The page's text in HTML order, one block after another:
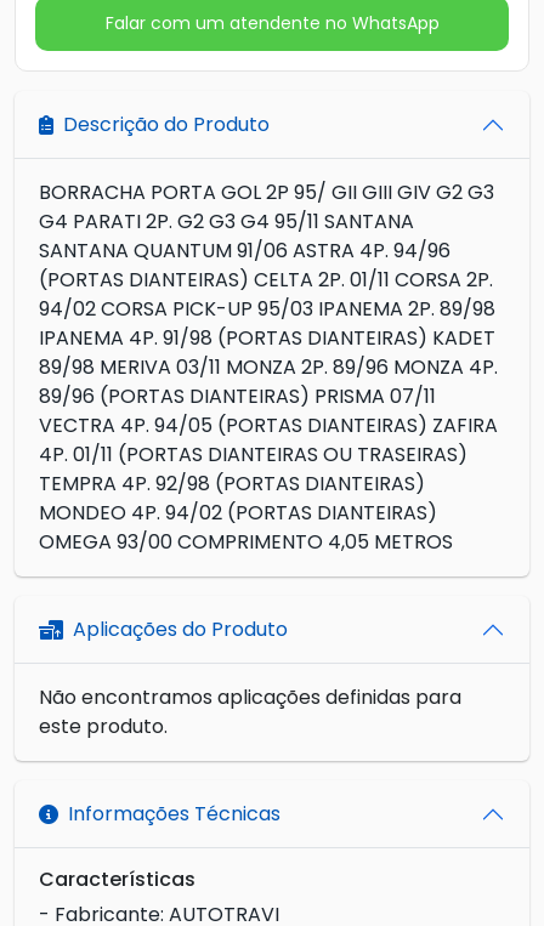
Falar com um atendente no WhatsApp
Descrição do Produto
BORRACHA PORTA GOL 2P 95/ GII GIII GIV G2 G3
G4 PARATI 2P. G2 G3 G4 95/11 SANTANA
SANTANA QUANTUM 91/06 ASTRA 4P. 94/96
(PORTAS DIANTEIRAS) CELTA 2P. 01/11 CORSA 2P.
94/02 CORSA PICK-UP 95/03 IPANEMA 2P. 89/98
IPANEMA 4P. 91/98 (PORTAS DIANTEIRAS) KADET
89/98 MERIVA 03/11 MONZA 2P. 89/96 MONZA 4P.
89/96 (PORTAS DIANTEIRAS) PRISMA 07/11
VECTRA 4P. 94/05 (PORTAS DIANTEIRAS) ZAFIRA
4P. 01/11 (PORTAS DIANTEIRAS OU TRASEIRAS)
TEMPRA 4P. 92/98 (PORTAS DIANTEIRAS)
MONDEO 4P. 94/02 (PORTAS DIANTEIRAS)
OMEGA 93/00 COMPRIMENTO 4,05 METROS
Aplicações do Produto
Não encontramos aplicações definidas para
este produto.
Informações Técnicas
Características
- Fabricante: AUTOTRAVI